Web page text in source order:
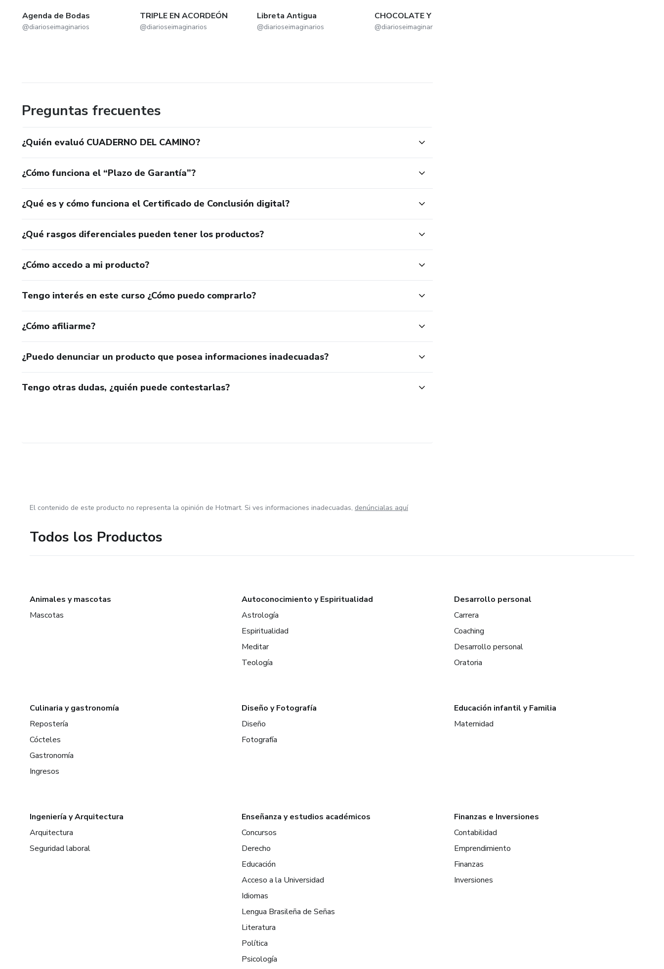
Agenda de Bodas
@diarioseimaginarios
TRIPLE EN ACORDEÓN
@diarioseimaginarios
Libreta Antigua
@diarioseimaginarios
CHOCOLATE Y MIEL
@diarioseimaginarios
Preguntas frecuentes
¿Quién evaluó CUADERNO DEL CAMINO?
¿Cómo funciona el “Plazo de Garantía”?
¿Qué es y cómo funciona el Certificado de Conclusión digital?
¿Qué rasgos diferenciales pueden tener los productos?
¿Cómo accedo a mi producto?
Tengo interés en este curso ¿Cómo puedo comprarlo?
¿Cómo afiliarme?
¿Puedo denunciar un producto que posea informaciones inadecuadas?
Tengo otras dudas, ¿quién puede contestarlas?
El contenido de este producto no representa la opinión de Hotmart. Si ves informaciones inadecuadas, denúncialas aquí
Todos los Productos
Animales y mascotas
Mascotas
Autoconocimiento y Espiritualidad
Astrología
Espiritualidad
Meditar
Teología
Desarrollo personal
Carrera
Coaching
Desarrollo personal
Oratoria
Culinaria y gastronomía
Repostería
Cócteles
Gastronomía
Ingresos
Diseño y Fotografía
Diseño
Fotografía
Educación infantil y Familia
Maternidad
Ingeniería y Arquitectura
Arquitectura
Seguridad laboral
Enseñanza y estudios académicos
Concursos
Derecho
Educación
Acceso a la Universidad
Idiomas
Lengua Brasileña de Señas
Literatura
Política
Psicología
Finanzas e Inversiones
Contabilidad
Emprendimiento
Finanzas
Inversiones